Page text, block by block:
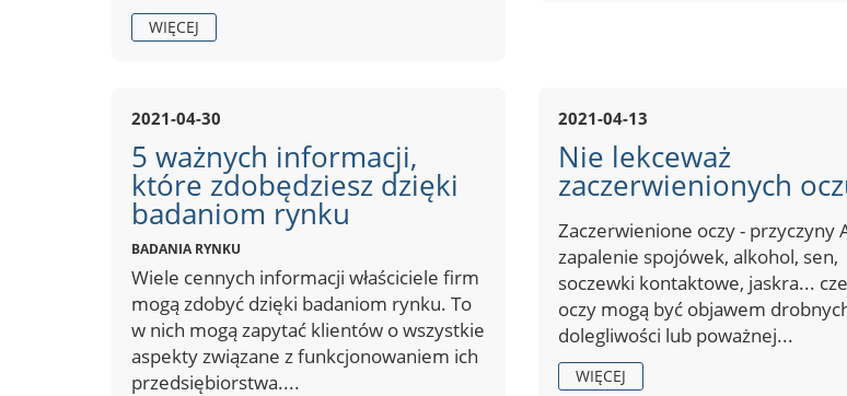
WIĘCEJ
2021-04-30
5 ważnych informacji,
które zdobędziesz dzięki
badaniom rynku
BADANIA RYNKU
Wiele cennych informacji właściciele firm
mogą zdobyć dzięki badaniom rynku. To
w nich mogą zapytać klientów o wszystkie
aspekty związane z funkcjonowaniem ich
przedsiębiorstwa....
2021-04-13
Nie lekceważ
zaczerwienionych
Zaczerwienione oczy - przyczyny
zapalenie spojówek, alkohol, sen,
soczewki kontaktowe, jaskra...
oczy mogą być objawem
dolegliwości lub poważnej...
WIĘCEJ